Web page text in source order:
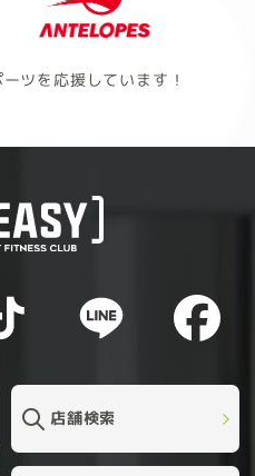
ツを応援しています！
店舗検索